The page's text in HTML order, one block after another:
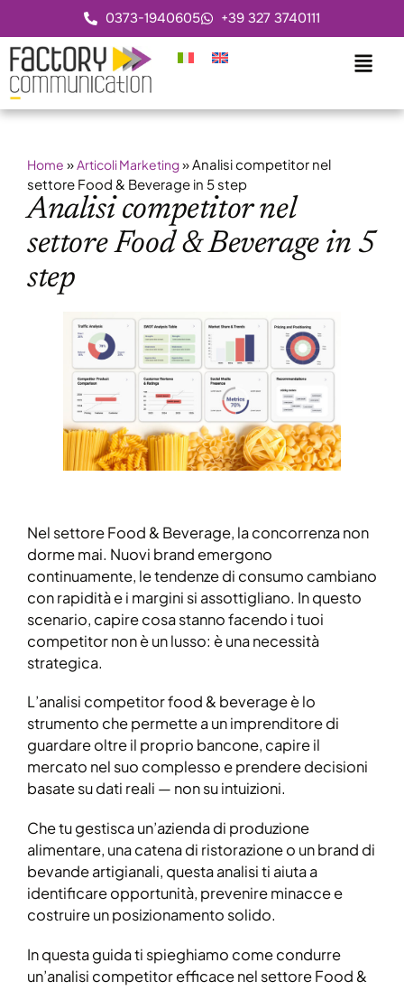
0373-1940605 +39 327 3740111
Home »Articoli Marketing»Analisi competitor nel
settore Food & Beverage in 5 step
Analisi competitor nel
settore Food & Beverage in 5
step
Nel settore Food & Beverage, la concorrenza non
dorme mai. Nuovi brand emergono
continuamente, le tendenze di consumo cambiano
con rapidità e i margini si assottigliano. In questo
scenario, capire cosa stanno facendo i tuoi
competitor non è un lusso: è una necessità
strategica.
L’analisi competitor food & beverage è lo
strumento che permette a un imprenditore di
guardare oltre il proprio bancone, capire il
mercato nel suo complesso e prendere decisioni
basate su dati reali — non su intuizioni.
Che tu gestisca un’azienda di produzione
alimentare, una catena di ristorazione o un brand di
bevande artigianali, questa analisi ti aiuta a
identificare opportunità, prevenire minacce e
costruire un posizionamento solido.
In questa guida ti spieghiamo come condurre
un’analisi competitor efficace nel settore Food &